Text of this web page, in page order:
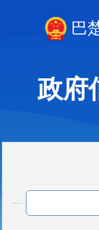
巴
政府